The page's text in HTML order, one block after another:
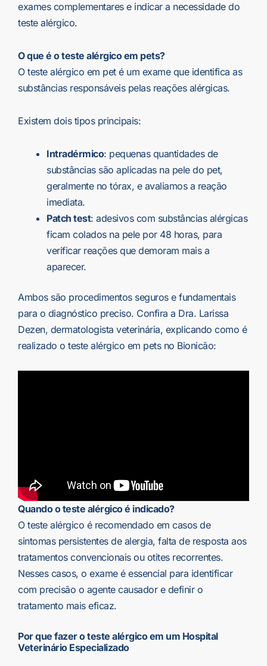
exames complementares e indicar a necessidade do
teste alérgico.
O que é o teste alérgico em pets?
O teste alérgico em pet é um exame que identifica as
substâncias responsáveis pelas reações alérgicas.
Existem dois tipos principais:
Intradérmico: pequenas quantidades de
substâncias são aplicadas na pele do pet,
geralmente no tórax, e avaliamos a reação
imediata.
Patch test: adesivos com substâncias alérgicas
ficam colados na pele por 48 horas, para
verificar reações que demoram mais a
aparecer.
Ambos são procedimentos seguros e fundamentais
para o diagnóstico preciso. Confira a Dra. Larissa
Dezen, dermatologista veterinária, explicando como é
realizado o teste alérgico em pets no Bionicão:
Quando o teste alérgico é indicado?
O teste alérgico é recomendado em casos de
sintomas persistentes de alergia, falta de resposta aos
tratamentos convencionais ou otites recorrentes.
Nesses casos, o exame é essencial para identificar
com precisão o agente causador e definir o
tratamento mais eficaz.
Por que fazer o teste alérgico em um Hospital
Veterinário Especializado